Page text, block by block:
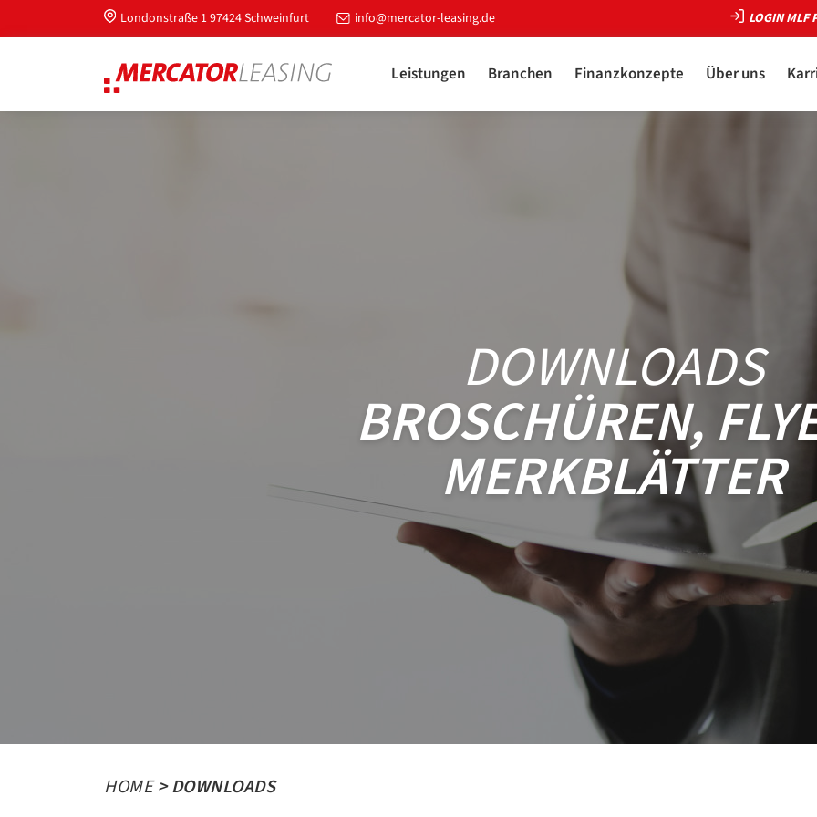
Londonstraße 1 97424 Schweinfurt info@mercator-leasing.de LOGIN MLF
Leistungen Branchen Finanzkonzepte Über uns
DOWNLOADS
BROSCHÜREN,
MERKBLÄTTER
HOME> DOWNLOADS